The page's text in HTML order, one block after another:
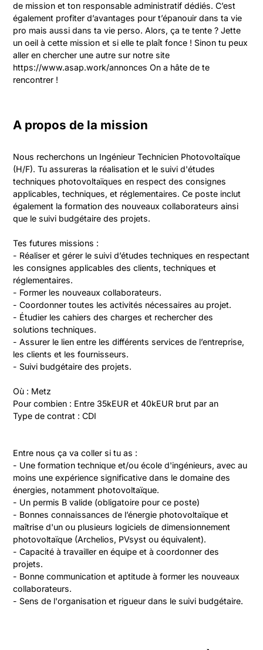
de mission et ton responsable administratif dédiés. C’est
également profiter d’avantages pour t’épanouir dans ta vie
pro mais aussi dans ta vie perso. Alors, ça te tente ? Jette
un oeil à cette mission et si elle te plaît fonce ! Sinon tu peux
aller en chercher une autre sur notre site
https://www.asap.work/annonces On a hâte de te
rencontrer !
A propos de la mission
Nous recherchons un Ingénieur Technicien Photovoltaïque
(H/F). Tu assureras la réalisation et le suivi d'études
techniques photovoltaïques en respect des consignes
applicables, techniques, et réglementaires. Ce poste inclut
également la formation des nouveaux collaborateurs ainsi
que le suivi budgétaire des projets.
Tes futures missions :
- Réaliser et gérer le suivi d’études techniques en respectant
les consignes applicables des clients, techniques et
réglementaires.
- Former les nouveaux collaborateurs.
- Coordonner toutes les activités nécessaires au projet.
- Étudier les cahiers des charges et rechercher des
solutions techniques.
- Assurer le lien entre les différents services de l’entreprise,
les clients et les fournisseurs.
- Suivi budgétaire des projets.
Où : Metz
Pour combien : Entre 35kEUR et 40kEUR brut par an
Type de contrat : CDI
Entre nous ça va coller si tu as :
- Une formation technique et/ou école d'ingénieurs, avec au
moins une expérience significative dans le domaine des
énergies, notamment photovoltaïque.
- Un permis B valide (obligatoire pour ce poste)
- Bonnes connaissances de l’énergie photovoltaïque et
maîtrise d'un ou plusieurs logiciels de dimensionnement
photovoltaïque (Archelios, PVsyst ou équivalent).
- Capacité à travailler en équipe et à coordonner des
projets.
- Bonne communication et aptitude à former les nouveaux
collaborateurs.
- Sens de l'organisation et rigueur dans le suivi budgétaire.